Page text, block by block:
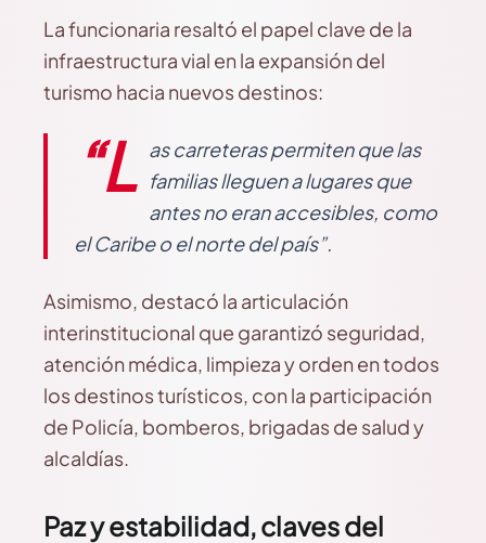
La funcionaria resaltó el papel clave de la
infraestructura vial en la expansión del
turismo hacia nuevos destinos:
“L as carreteras permiten que las
familias lleguen a lugares que
antes no eran accesibles, como
el Caribe o el norte del país”.
Asimismo, destacó la articulación
interinstitucional que garantizó seguridad,
atención médica, limpieza y orden en todos
los destinos turísticos, con la participación
de Policía, bomberos, brigadas de salud y
alcaldías.
Paz y estabilidad, claves del